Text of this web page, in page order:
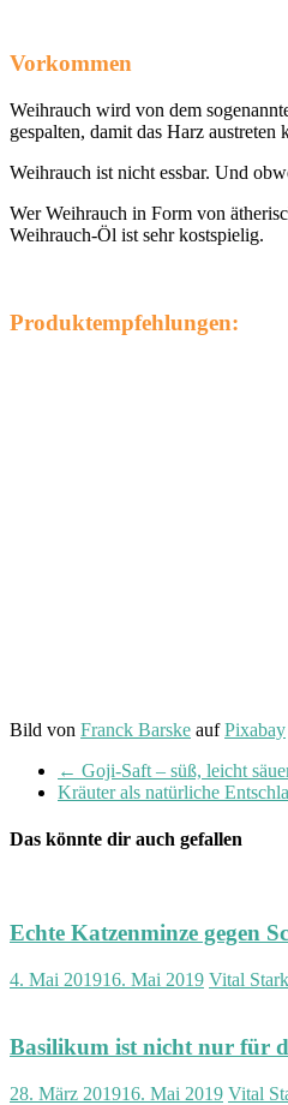
Vorkommen
Weihrauch wird von dem
gespalten, damit das Harz austreten
Weihrauch ist nicht essbar. Und
Wer Weihrauch in Form von
Weihrauch-Öl ist sehr kostspielig.
Produktempfehlungen:
Bild von Franck Barske aufPixabay
← Goji-Saft – süß, leicht
Kräuter als natürliche
Das könnte dir auch gefallen
Echte Katzenminze gegen
4. Mai 201916. Mai 2019 Vital Stark
Basilikum ist nicht nur für
28. März 201916. Mai 2019 Vital